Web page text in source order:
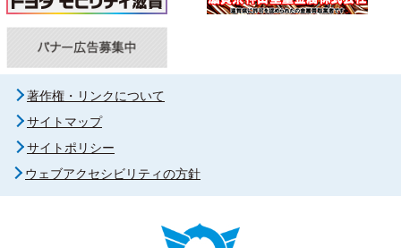
著作権・リンクについて
サイトマップ
サイトポリシー
ウェブアクセシビリティの方針